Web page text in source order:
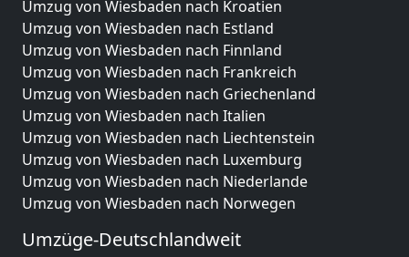
Umzug von Wiesbaden nach Kroatien
Umzug von Wiesbaden nach Estland
Umzug von Wiesbaden nach Finnland
Umzug von Wiesbaden nach Frankreich
Umzug von Wiesbaden nach Griechenland
Umzug von Wiesbaden nach Italien
Umzug von Wiesbaden nach Liechtenstein
Umzug von Wiesbaden nach Luxemburg
Umzug von Wiesbaden nach Niederlande
Umzug von Wiesbaden nach Norwegen
Umzüge-Deutschlandweit